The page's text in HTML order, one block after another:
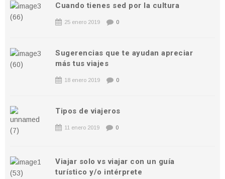
Cuando tienes sed por la cultura
25 enero 2019 0
Sugerencias que te ayudan apreciar
más tus viajes
18 enero 2019 0
Tipos de viajeros
11 enero 2019 0
Viajar solo vs viajar con un guía
turístico y/o intérprete